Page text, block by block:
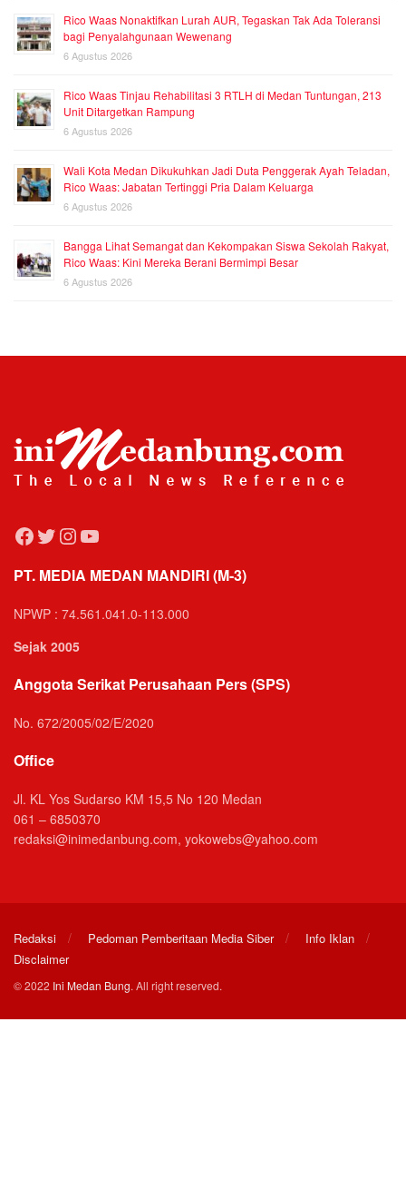
Rico Waas Nonaktifkan Lurah AUR, Tegaskan Tak Ada Toleransi
bagi Penyalahgunaan Wewenang
6 Agustus 2026
Rico Waas Tinjau Rehabilitasi 3 RTLH di Medan Tuntungan, 213
Unit Ditargetkan Rampung
6 Agustus 2026
Wali Kota Medan Dikukuhkan Jadi Duta Penggerak Ayah Teladan,
Rico Waas: Jabatan Tertinggi Pria Dalam Keluarga
6 Agustus 2026
Bangga Lihat Semangat dan Kekompakan Siswa Sekolah Rakyat,
Rico Waas: Kini Mereka Berani Bermimpi Besar
6 Agustus 2026
Facebook
Twitter
Instagram
YouTube
PT. MEDIA MEDAN MANDIRI (M-3)
NPWP : 74.561.041.0-113.000
Sejak 2005
Anggota Serikat Perusahaan Pers (SPS)
No. 672/2005/02/E/2020
Office
Jl. KL Yos Sudarso KM 15,5 No 120 Medan
061 – 6850370
redaksi@inimedanbung.com, yokowebs@yahoo.com
Redaksi Pedoman Pemberitaan Media Siber
Info Iklan
Disclaimer
© 2022 Ini Medan Bung. All right reserved.